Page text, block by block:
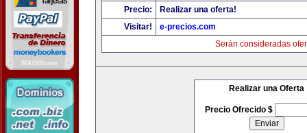
Precio:
Realizar una oferta!
Visitar!
e-precios.com
Serán consideradas
Realizar una Oferta
Precio Ofrecido $